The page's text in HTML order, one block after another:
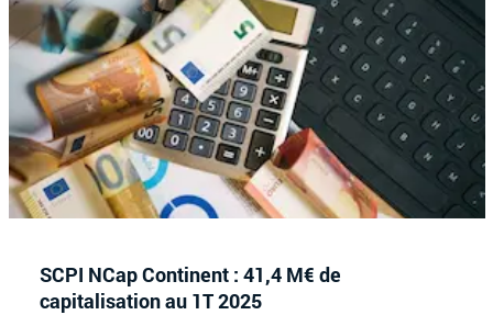
SCPI NCap Continent : 41,4 M€ de
capitalisation au 1T 2025